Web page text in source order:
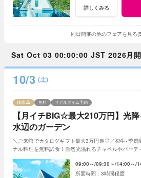
詳しくみる
同日開催の他のフェアを見る
Sat Oct 03 00:00:00 JST 2026月開
10/3 (土)
【月イチBIG☆最大210万円】光
水辺のガーデン
残席 無料 リアルタイム予約
＼ご来館でカタログギフト最大3万円進呈／和牛×季
ナル料理を無料試食！自然光溢れるチャペルやパーテ
09:00～ 09:30～ 14:00～
3時間程度